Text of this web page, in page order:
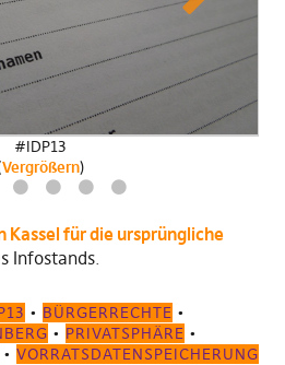
#IDP13
Vergrößern)
#IDP13
Vergrößern)
#IDP13
Vergrößern)
Next
3 4 5
6
Kassel für die ursprüngliche
Infostands.
• BÜRGERRECHTE •
• PRIVATSPHÄRE •
• VORRATSDATENSPEICHERUNG